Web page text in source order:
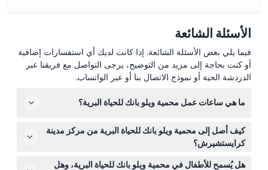
الأسئلة الشائعة
فيما يلي بعض الأسئلة الشائعة. إذا كانت لديك أي استفسارات إضافية
أو كنت بحاجة إلى مزيد من التوضيح، يرجى التواصل مع فريقنا عبر
الدردشة الحية أو نموذج الاتصال بنا أو عبر الواتساب.
ما هي ساعات عمل محمية ويلو بانك للحياة البرية؟
صباحًا حتى 5:00 مساءً، ما عدا يوم عيد الميلاد. (قد تتغير —
يرجى التأكد عند الحجز)
كيف أصل إلى محمية ويلو بانك للحياة البرية من مركز مدينة
كرايستشيرش؟
المحمية تبعد حوالي 20 دقيقة بالسيارة من مركز مدينة
هل يُسمح للأطفال في محمية ويلو بانك للحياة البرية، وهل